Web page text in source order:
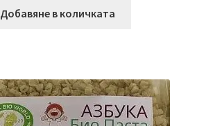
Добавяне в количката